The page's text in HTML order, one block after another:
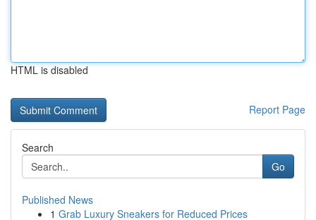
HTML is disabled
Report Page
Search
Go
Published News
1 Grab Luxury Sneakers for Reduced Prices